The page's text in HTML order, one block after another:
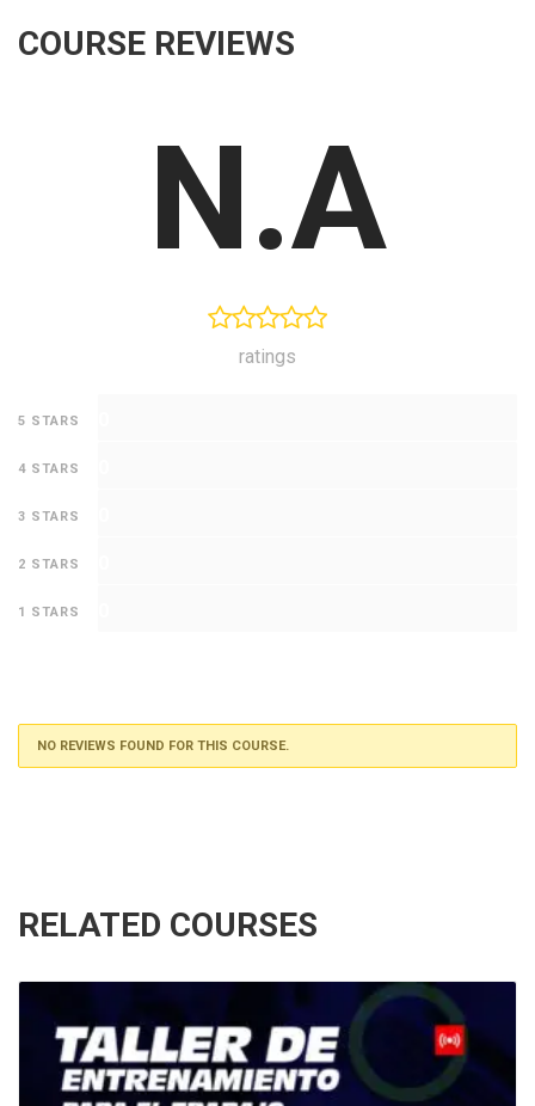
COURSE REVIEWS
N.A
ratings
5 STARS
4 STARS
3 STARS
2 STARS
1 STARS
NO REVIEWS FOUND FOR THIS COURSE.
RELATED COURSES